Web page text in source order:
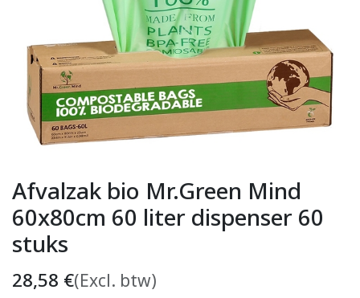
Afvalzak bio Mr.Green Mind
60x80cm 60 liter dispenser 60
stuks
28,58 €(Excl. btw)